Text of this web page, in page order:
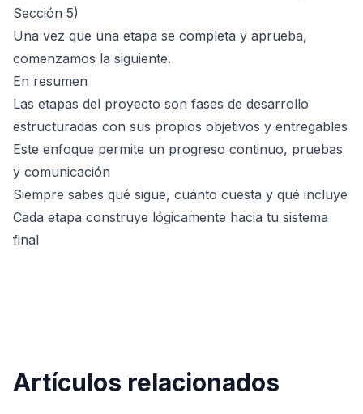
Sección 5)
Una vez que una etapa se completa y aprueba,
comenzamos la siguiente.
En resumen
Las etapas del proyecto son fases de desarrollo
estructuradas con sus propios objetivos y entregables
Este enfoque permite un progreso continuo, pruebas
y comunicación
Siempre sabes qué sigue, cuánto cuesta y qué incluye
Cada etapa construye lógicamente hacia tu sistema
final
Artículos relacionados